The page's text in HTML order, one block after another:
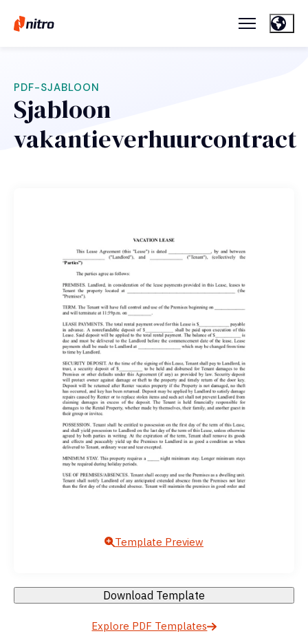
PDF-SJABLOON
Sjabloon
vakantieverhuurcontract
Template Preview
Download Template
Explore PDF Templates